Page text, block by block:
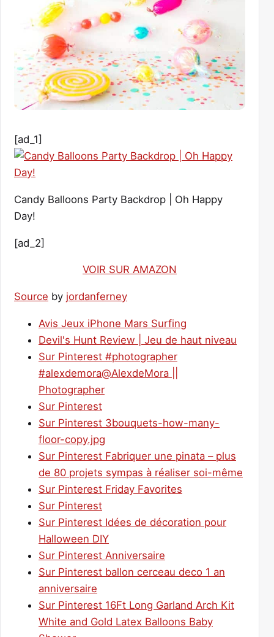
[ad_1]
Candy Balloons Party Backdrop | Oh Happy
Day!
[ad_2]
VOIR SUR AMAZON
Source by jordanferney
Avis Jeux iPhone Mars Surfing
Devil's Hunt Review | Jeu de haut niveau
Sur Pinterest #photographer
#alexdemora@AlexdeMora ||
Photographer
Sur Pinterest
Sur Pinterest 3bouquets-how-many-
floor-copy.jpg
Sur Pinterest Fabriquer une pinata – plus
de 80 projets sympas à réaliser soi-même
Sur Pinterest Friday Favorites
Sur Pinterest
Sur Pinterest Idées de décoration pour
Halloween DIY
Sur Pinterest Anniversaire
Sur Pinterest ballon cerceau deco 1 an
anniversaire
Sur Pinterest 16Ft Long Garland Arch Kit
White and Gold Latex Balloons Baby